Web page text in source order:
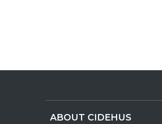
ABOUT CIDEHUS